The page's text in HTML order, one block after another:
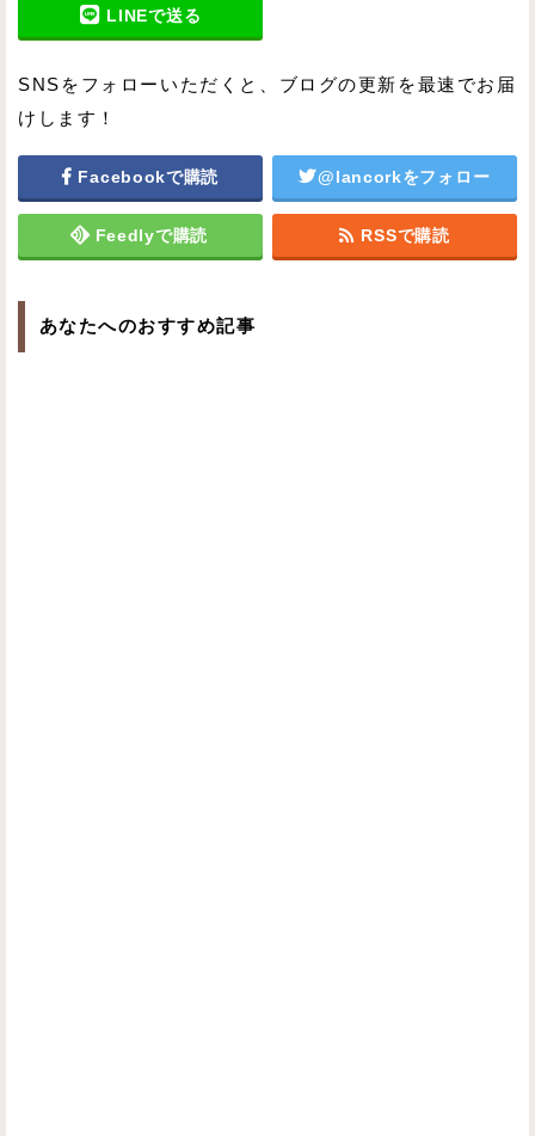
LINEで送る
SNSをフォローいただくと、ブログの更新を最速でお届
けします！
Facebookで購読 @lancorkをフォロー
Feedlyで購読 RSSで購読
あなたへのおすすめ記事